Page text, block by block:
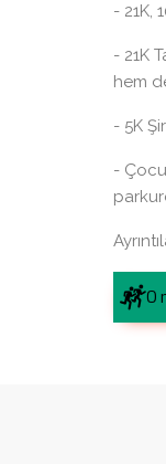
- 21K,
- 21K
hem
- 5K
-